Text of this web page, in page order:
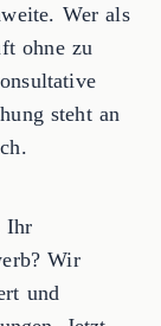
Wer als
ohne zu
steht an
Ihr
Wir
und